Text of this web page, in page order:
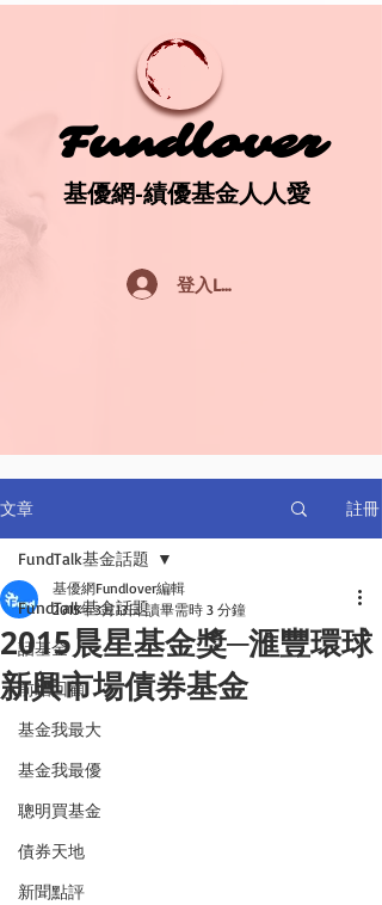
Fundlover
Fundlover
基優網-績優基金人人愛
基優網-績優基金人人愛
登入Log In
文章 註冊
FundTalk基金話題
話基金
前瞻回顧
基金我最大
基金我最優
聰明買基金
債券天地
新聞點評
FundTalk基金話題
2015晨星基金獎─滙豐環球
新興市場債券基金
基優網Fundlover編輯
2015年3月13日 讀畢需時 3 分鐘